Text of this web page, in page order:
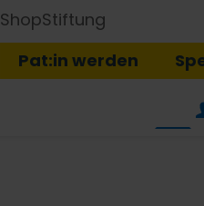
Pat:in werden
ShopStiftung